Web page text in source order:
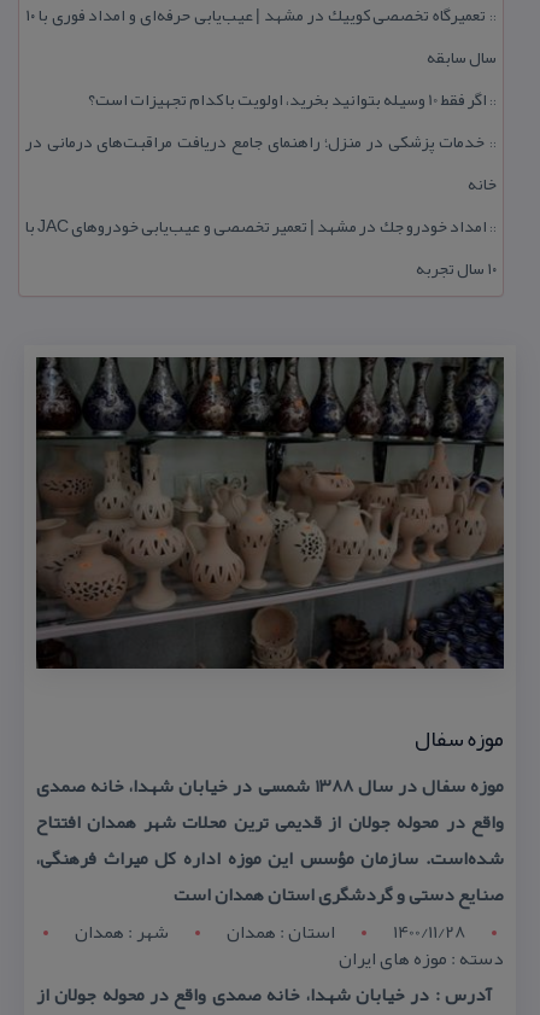
::
تعمیرگاه تخصصی كوییك در مشهد | عیب‌یابی حرفه‌ای و امداد فوری با ۱۰
سال سابقه
:: اگر فقط 10 وسیله بتوانید بخرید، اولویت با كدام تجهیزات است؟
:: خدمات پزشكی در منزل؛ راهنمای جامع دریافت مراقبت‌های درمانی در
خانه
::
امداد خودرو جك در مشهد | تعمیر تخصصی و عیب‌یابی خودروهای JAC با
۱۰ سال تجربه
موزه سفال
موزه سفال در سال ۱۳۸۸ شمسی در خیابان شهدا، خانه صمدی
واقع در محوله جولان از قدیمی ترین محلات شهر همدان افتتاح
شده‌است. سازمان مؤسس این موزه اداره كل میراث فرهنگی،
صنایع دستی و گردشگری استان همدان است
1400/11/28
استان : همدان شهر : همدان
دسته : موزه های ایران
آدرس : در خیابان شهدا، خانه صمدی واقع در محوله جولان از